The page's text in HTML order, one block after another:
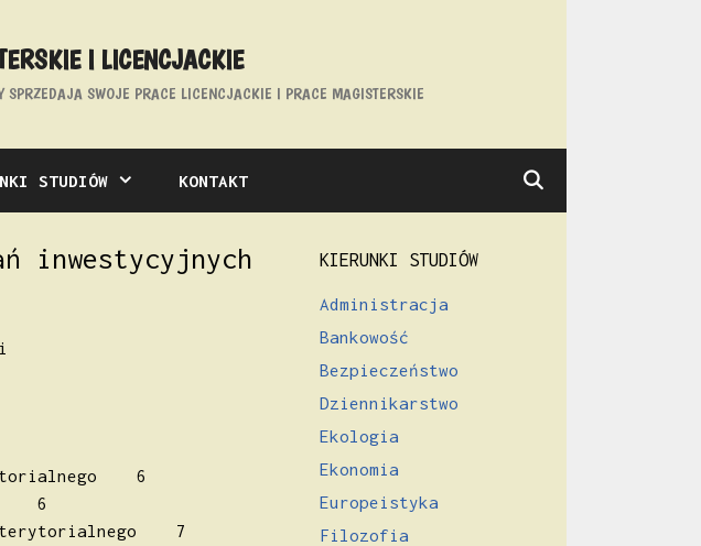
I LICENCJACKIE
SWOJE PRACE LICENCJACKIE I PRACE MAGISTERSKIE
STUDIÓW KONTAKT
inwestycyjnych
6
6
terytorialnego 7
KIERUNKI STUDIÓW
Administracja
Bankowość
Bezpieczeństwo
Dziennikarstwo
Ekologia
Ekonomia
Europeistyka
Filozofia